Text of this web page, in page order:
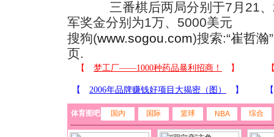
三番棋后两局分别于7月21、
军奖金分别为1万、5000美元
搜狗(www.sogou.com)搜索:“崔哲瀚
页.
体育图吧 国内 国际 篮球 NBA 综合